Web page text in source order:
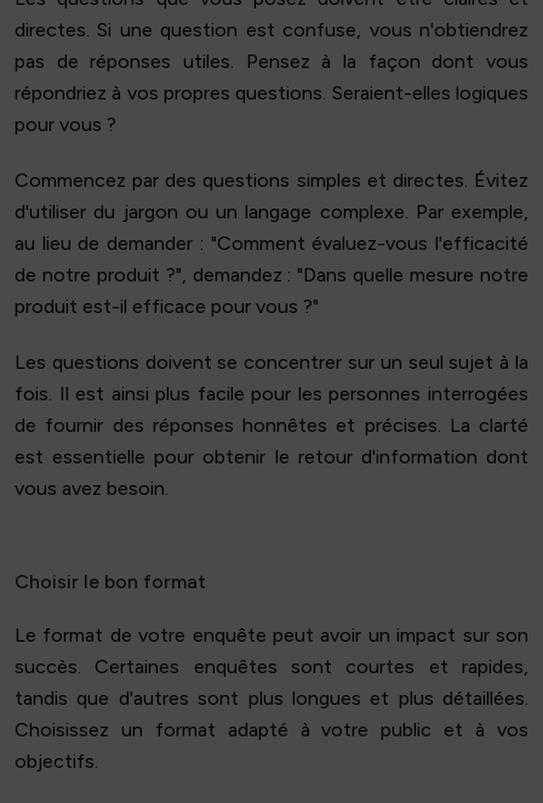
directes. Si une question est confuse, vous n'obtiendrez
pas de réponses utiles. Pensez à la façon dont vous
répondriez à vos propres questions. Seraient-elles logiques
pour vous ?
Commencez par des questions simples et directes. Évitez
d'utiliser du jargon ou un langage complexe. Par exemple,
au lieu de demander : "Comment évaluez-vous l'efficacité
de notre produit ?", demandez : "Dans quelle mesure notre
produit est-il efficace pour vous ?"
Les questions doivent se concentrer sur un seul sujet à la
fois. Il est ainsi plus facile pour les personnes interrogées
de fournir des réponses honnêtes et précises. La clarté
est essentielle pour obtenir le retour d'information dont
vous avez besoin.
Choisir le bon format
Le format de votre enquête peut avoir un impact sur son
succès. Certaines enquêtes sont courtes et rapides,
tandis que d'autres sont plus longues et plus détaillées.
Choisissez un format adapté à votre public et à vos
objectifs.